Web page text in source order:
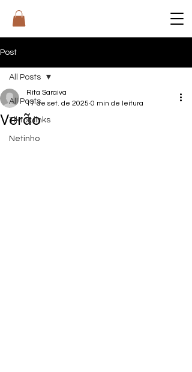
RIT
Post
All Posts
Tiktok links
Netinho
All Posts
Verão
Rita Saraiva
17 de set. de 2025 0 min de leitura